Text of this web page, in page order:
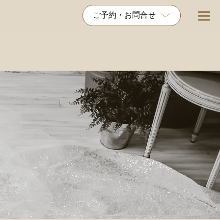
ご予約・お問合せ